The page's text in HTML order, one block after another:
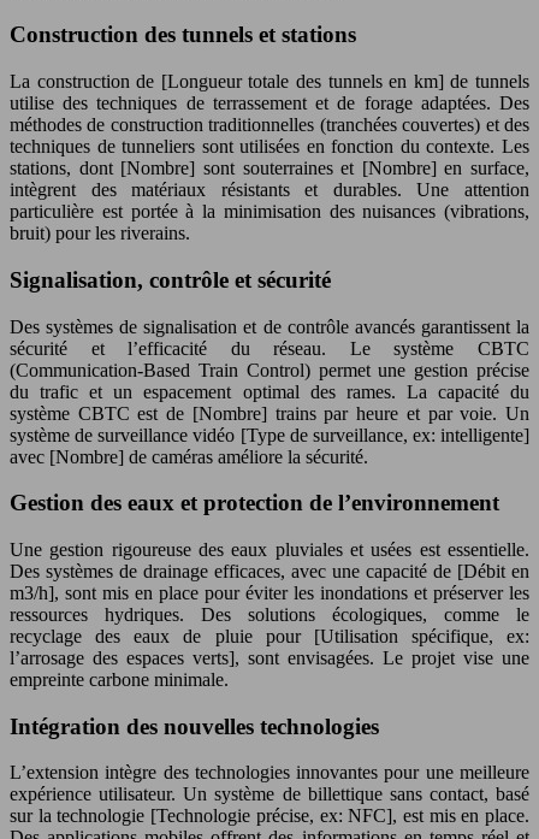
Construction des tunnels et stations
La construction de [Longueur totale des tunnels en km] de tunnels
utilise des techniques de terrassement et de forage adaptées. Des
méthodes de construction traditionnelles (tranchées couvertes) et des
techniques de tunneliers sont utilisées en fonction du contexte. Les
stations, dont [Nombre] sont souterraines et [Nombre] en surface,
intègrent des matériaux résistants et durables. Une attention
particulière est portée à la minimisation des nuisances (vibrations,
bruit) pour les riverains.
Signalisation, contrôle et sécurité
Des systèmes de signalisation et de contrôle avancés garantissent la
sécurité et l’efficacité du réseau. Le système CBTC
(Communication-Based Train Control) permet une gestion précise
du trafic et un espacement optimal des rames. La capacité du
système CBTC est de [Nombre] trains par heure et par voie. Un
système de surveillance vidéo [Type de surveillance, ex: intelligente]
avec [Nombre] de caméras améliore la sécurité.
Gestion des eaux et protection de l’environnement
Une gestion rigoureuse des eaux pluviales et usées est essentielle.
Des systèmes de drainage efficaces, avec une capacité de [Débit en
m3/h], sont mis en place pour éviter les inondations et préserver les
ressources hydriques. Des solutions écologiques, comme le
recyclage des eaux de pluie pour [Utilisation spécifique, ex:
l’arrosage des espaces verts], sont envisagées. Le projet vise une
empreinte carbone minimale.
Intégration des nouvelles technologies
L’extension intègre des technologies innovantes pour une meilleure
expérience utilisateur. Un système de billettique sans contact, basé
sur la technologie [Technologie précise, ex: NFC], est mis en place.